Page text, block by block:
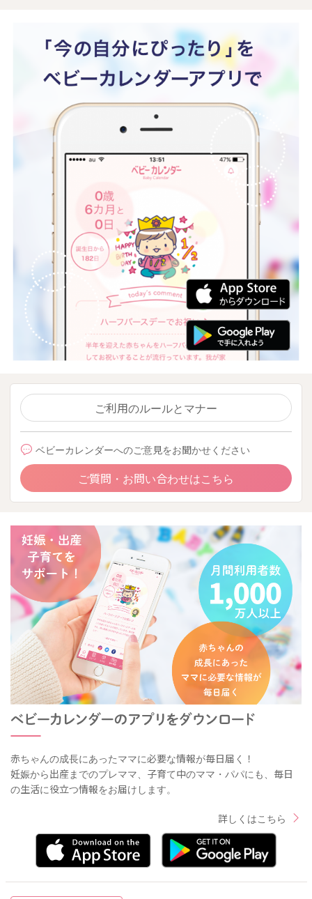
ご利用のルールとマナー
ベビーカレンダーへのご意見をお聞かせください
ご質問・お問い合わせはこちら
赤ちゃんの成長にあったママに必要な情報が毎日届く！
妊娠から出産までのプレママ、子育て中のママ・パパにも、毎日
の生活に役立つ情報をお届けします。
詳しくはこちら